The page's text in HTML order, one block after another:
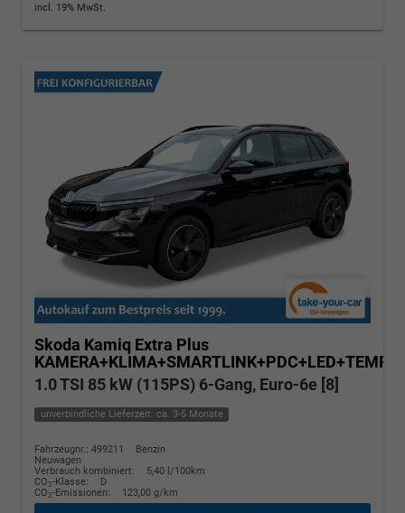
incl. 19% MwSt.
Skoda Kamiq Extra Plus
1.0 TSI 85 kW (115PS) 6-Gang, Euro-6e [8]
unverbindliche Lieferzeit: ca. 3-5 Monate
Fahrzeugnr.: 499211
Benzin
Neuwagen
Verbrauch kombiniert:
5,40 l/100km
CO2-Klasse:
D
CO2-Emissionen: 123,00 g/km